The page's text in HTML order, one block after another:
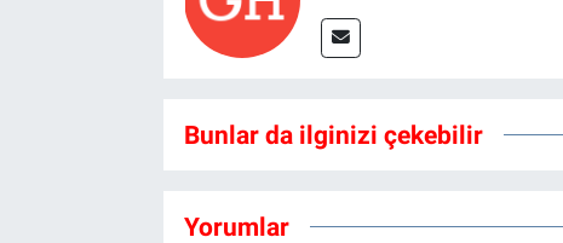
Bunlar da ilginizi çekebilir
Yorumlar